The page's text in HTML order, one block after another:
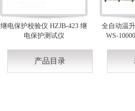
继电保护校验仪 HZJB-423 继
电保护测试仪
全自动温
WS-
产品目录